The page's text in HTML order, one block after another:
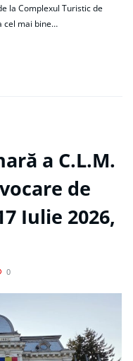
la Complexul Turistic de
cel mai bine…
a C.L.M.
de
Iulie 2026,
0